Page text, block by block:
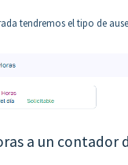
tendremos el tipo de
a un contador